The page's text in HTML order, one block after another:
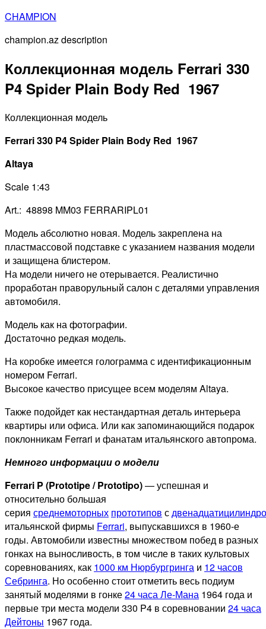
Перейти
содержимому
CHAMPION
champion.az description
Коллекционная модель Ferrari 330
P4 Spider Plain Body Red 1967
Коллекционная модель
Ferrari 330 P4 Spider Plain Body Red 1967
Altaya
Scale 1:43
Art.: 48898 MM03 FERRARIPL01
Модель абсолютно новая. Модель закреплена на
пластмассовой подставке с указанием названия модели
и защищена блистером.
На модели ничего не отерывается. Реалистично
проработан праворульный салон с деталями управления
автомобиля.
Модель как на фотографии.
Достаточно редкая модель.
На коробке имеется голограмма с идентификационным
номером Ferrari.
Высокое качество присущее всем моделям Altaya.
Также подойдет как нестандартная деталь интерьера
квартиры или офиса. Или как запоминающийся подарок
поклонникам Ferrari и фанатам итальянского автопрома.
Немного информации о модели
Ferrari P (Prototipe / Prototipo)— успешная и
относительно большая
серия среднемоторных прототипов с
итальянской фирмы Ferrari, выпускавшихся в 1960-е
годы. Автомобили известны множеством побед в разных
гонках на выносливость, в том числе в таких культовых
соревнованиях, как 1000 км Нюрбургринга и 12 часов
Себринга. Но особенно стоит отметить весь подиум
занятый моделями в гонке24 часа Ле-Мана 1964 года и
первые три места модели 330 P4 в соревновании 24 часа
Дейтоны 1967 года.